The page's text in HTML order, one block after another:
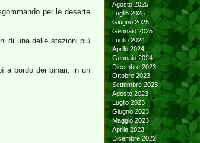
per le deserte
di una delle stazioni più
a bordo dei binari, in un
Agosto 2025
Luglio 2025
Giugno 2025
Gennaio 2025
Luglio 2024
Aprile 2024
Gennaio 2024
Dicembre 2023
Ottobre 2023
Settembre 2023
Agosto 2023
Luglio 2023
Giugno 2023
Maggio 2023
Aprile 2023
Dicembre 2022